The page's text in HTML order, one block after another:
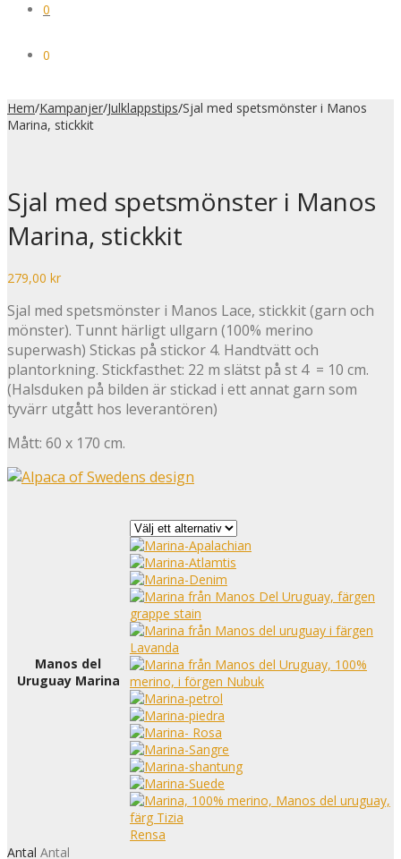
0
0
Hem/Kampanjer/Julklappstips/Sjal med spetsmönster i Manos
Marina, stickkit
Sjal med spetsmönster i Manos
Marina, stickkit
279,00 kr
Sjal med spetsmönster i Manos Lace, stickkit (garn och
mönster). Tunnt härligt ullgarn (100% merino
superwash) Stickas på stickor 4. Handtvätt och
plantorkning. Stickfasthet: 22 m slätst på st 4 = 10 cm.
(Halsduken på bilden är stickad i ett annat garn som
tyvärr utgått hos leverantören)
Mått: 60 x 170 cm.
Manos del
Uruguay Marina
Rensa
Antal Antal